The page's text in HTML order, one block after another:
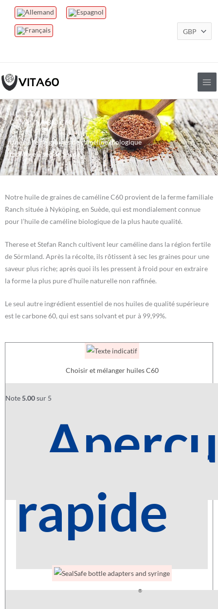
contenu
HUILE DE
CAMELINA BIO C60
Une huile de graines de caméline biologique
torréfiée à sec de Suède
Notre huile de graines de caméline C60 provient de la ferme familiale
Ranch située à Nyköping, en Suède, qui est mondialement connue
pour l’huile de caméline biologique de la plus haute qualité.
Therese et Stefan Ranch cultivent leur caméline dans la région fertile
de Sörmland. Après la récolte, ils rôtissent à sec les graines pour une
saveur plus riche; après quoi ils les pressent à froid pour en extraire
la forme la plus pure d’huile naturelle non raffinée.
Le seul autre ingrédient essentiel de nos huiles de qualité supérieure
est le carbone 60, qui est sans solvant et pur à 99,99%.
Choisir et mélanger huiles C60
Note5.00sur 5
rapide
Adaptateur de Flacon SealSafe®et Seringue